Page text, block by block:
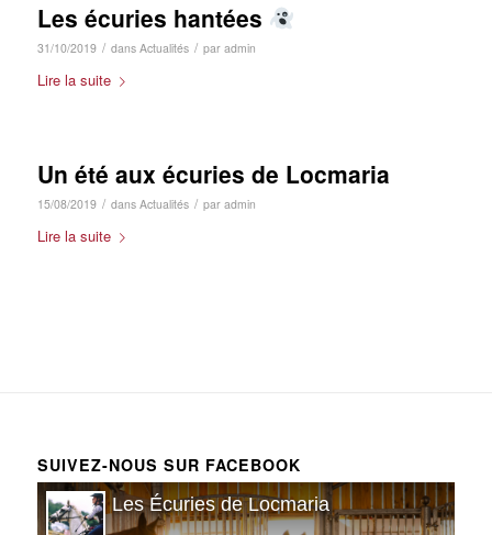
Les écuries hantées
31/10/2019 / dans Actualités / par admin
Lire la suite
Un été aux écuries de Locmaria
15/08/2019 / dans Actualités / par admin
Lire la suite
SUIVEZ-NOUS SUR FACEBOOK
Les Écuries de Locmaria